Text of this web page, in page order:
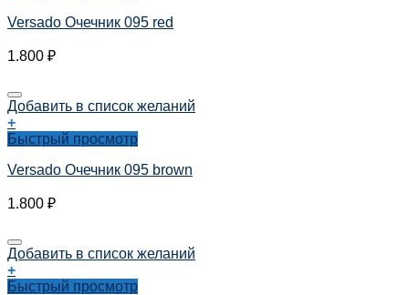
Versado Очечник 095 red
1.800 ₽
Добавить в список желаний
+
Быстрый просмотр
Versado Очечник 095 brown
1.800 ₽
Добавить в список желаний
+
Быстрый просмотр